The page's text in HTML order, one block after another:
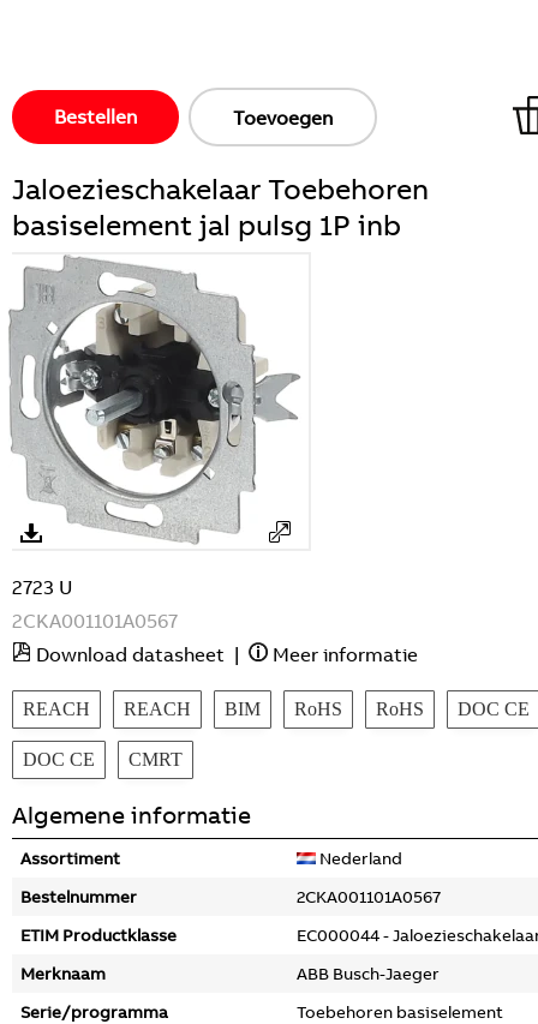
Bestellen Toevoegen
Jaloezieschakelaar Toebehoren
basiselement jal pulsg 1P inb
2723 U
2CKA001101A0567
Download datasheet | Meer informatie
REACH REACH BIM RoHS RoHS DOC CE
DOC CE CMRT
Algemene informatie
Assortiment
Nederland
Bestelnummer
2CKA001101A0567
ETIM Productklasse
EC000044 -
Merknaam
ABB Busch-Jaeger
Serie/programma
Toebehoren basiselement